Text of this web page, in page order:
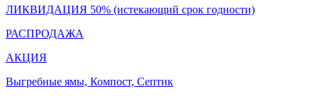
ЛИКВИДАЦИЯ 50% (истекающий срок годности)
РАСПРОДАЖА
АКЦИЯ
Выгребные ямы, Компост, Септик